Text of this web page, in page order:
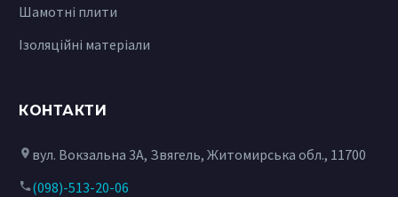
Шамотні плити
Ізоляційні матеріали
КОНТАКТИ
вул. Вокзальна 3А, Звягель, Житомирська обл., 11700
(098)-513-20-06